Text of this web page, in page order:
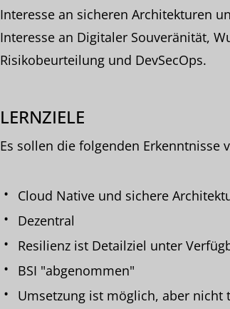
Interesse an sicheren Architekturen
Interesse an Digitaler Souveränität,
Risikobeurteilung und DevSecOps.
LERNZIELE
Es sollen die folgenden Erkenntnisse
Cloud Native und sichere
Dezentral
Resilienz ist Detailziel unter
BSI "abgenommen"
Umsetzung ist möglich, aber nicht